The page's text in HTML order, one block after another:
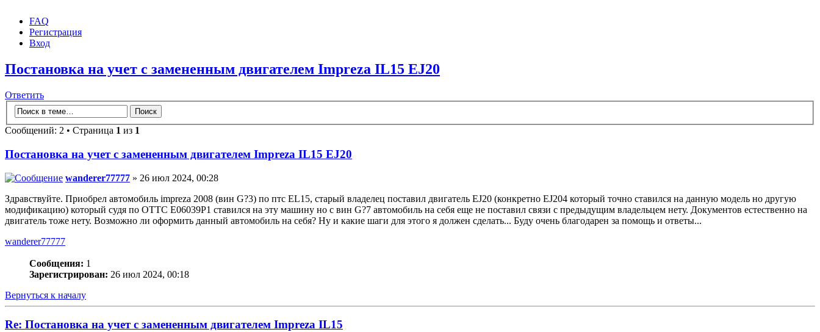
FAQ
Регистрация
Вход
Постановка на учет с замененным двигателем Impreza IL15 EJ20
Ответить
Сообщений: 2 • Страница 1 из 1
Постановка на учет с замененным двигателем Impreza IL15 EJ20
wanderer77777 » 26 июл 2024, 00:28
Здравствуйте. Приобрел автомобиль impreza 2008 (вин G?3) по птс EL15, старый владелец поставил двигатель EJ20 (конкретно EJ204 который точно ставился на данную модель но другую
модификацию) который судя по ОТТС E06039Р1 ставился на эту машину но с вин G?7 автомобиль на себя еще не поставил связи с предыдущим владельцем нету. Документов естественно на
двигатель тоже нету. Возможно ли оформить данный автомобиль на себя? Ну и какие шаги для этого я должен сделать... Буду очень благодарен за помощь и ответы...
wanderer77777
Сообщения: 1
Зарегистрирован: 26 июл 2024, 00:18
Вернуться к началу
Re: Постановка на учет с замененным двигателем Impreza IL15